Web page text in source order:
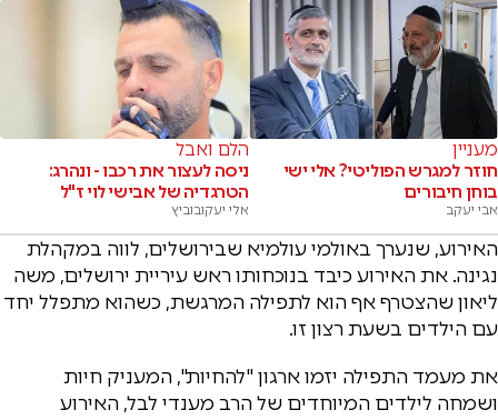
מעניין
חוזר למגרש הפוליטי? אלי ישי
בוחן חיבורים
אבי יעקב
הלם ואבל
ניסה לעצור את רכבו - ונהרג:
הטרגדיה של אבישי לוי ז"ל
אלי יעקובוביץ
האירוע, שנערך באולמי עולמיא שבירושלים, לווה במקהלת
נגינה. את האירוע כיבד בנוכחותו ראש עיריית ירושלים, משה
ליאון שהצטרף אף הוא לתפילה המרגשת, כשהוא מתפלל יחד
עם הילדים בשעת רצון זו.
את מעמד התפילה יזמו ארגון "להחיות", המעניק חיות
ושמחה לילדים המיוחדים של הרב מענדי לבל, האירוע